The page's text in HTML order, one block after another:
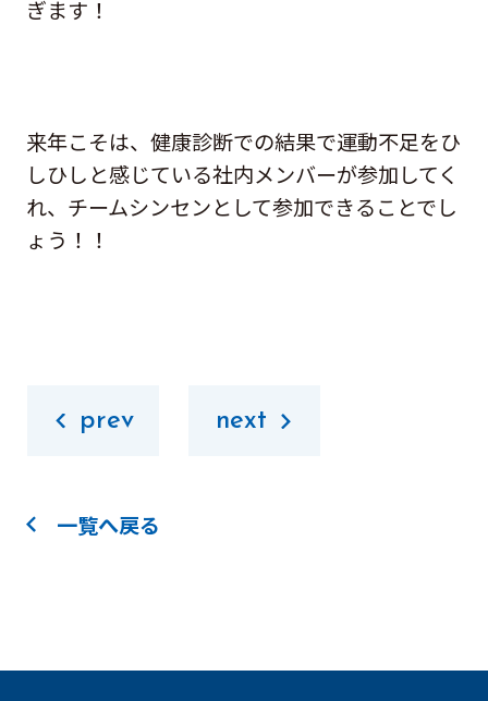
ぎます！
来年こそは、健康診断での結果で運動不足をひ
しひしと感じている社内メンバーが参加してく
れ、チームシンセンとして参加できることでし
ょう！！
prev next
一覧へ戻る